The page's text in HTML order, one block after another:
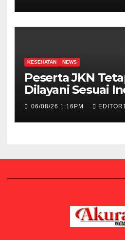
KESEHATAN NEWS
Peserta JKN
Dilayani Sesuai
Meski Kamar
06/08/26 1:16PM